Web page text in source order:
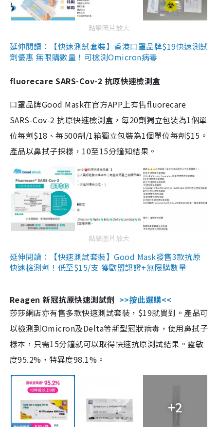
點擊圖片放大
延伸閱讀：【快速測試套裝】香港口罩品牌$19快速測試
劑優惠 無限購數量！可檢測Omicron病毒
fluorecare SARS-Cov-2 抗原快速檢測盒
口罩品牌Good Mask在官方APP上有售fluorecare
SARS-Cov-2 抗原快速檢測盒，每20劑獨立包裝為1個單
位每劑$18、每500劑/1箱獨立包裝為1個單位每劑$15。
產品以鼻拭子採樣，10至15分鐘知結果。
點擊圖片放大
延伸閱讀：【快速測試套裝】Good Mask發售3款抗原
快速檢測劑！低至$15/支 獲歐盟認證+無限購數量
Reagen 新冠抗原快速測試劑 >>按此選購<<
莎莎網店亦有售多款快速測試套裝，$19就買到。產品可
以檢測到Omicron及Delta等新型冠狀病毒，使用鼻拭子
樣本，只需15分鐘就可以取得快速抗原測試結果。靈敏
度95.2%，特異度98.1%。
+2